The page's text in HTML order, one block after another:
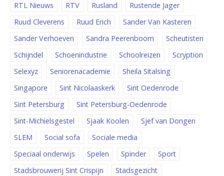
RTL Nieuws
RTV Rusland
Rustende Jager
Ruud Cleverens
Ruud Erich
Sander Van Kasteren
Sander Verhoeven
Sandra Peerenboom
Scheutisten
Schijndel
Schoenindustrie Schoolreizen
Scryption
Selexyz
Seniorenacademie
Sheila Sitalsing
Singapore
Sint Nicolaaskerk
Sint Oedenrode
Sint Petersburg
Sint Petersburg-Oedenrode
Sint-Michielsgestel
Sjaak Koolen
Sjef van Dongen
SLEM
Social sofa
Sociale media
Speciaal onderwijs
Spelen Spinder
Sport
Stadsbrouwerij Sint Crispijn
Stadsgezicht